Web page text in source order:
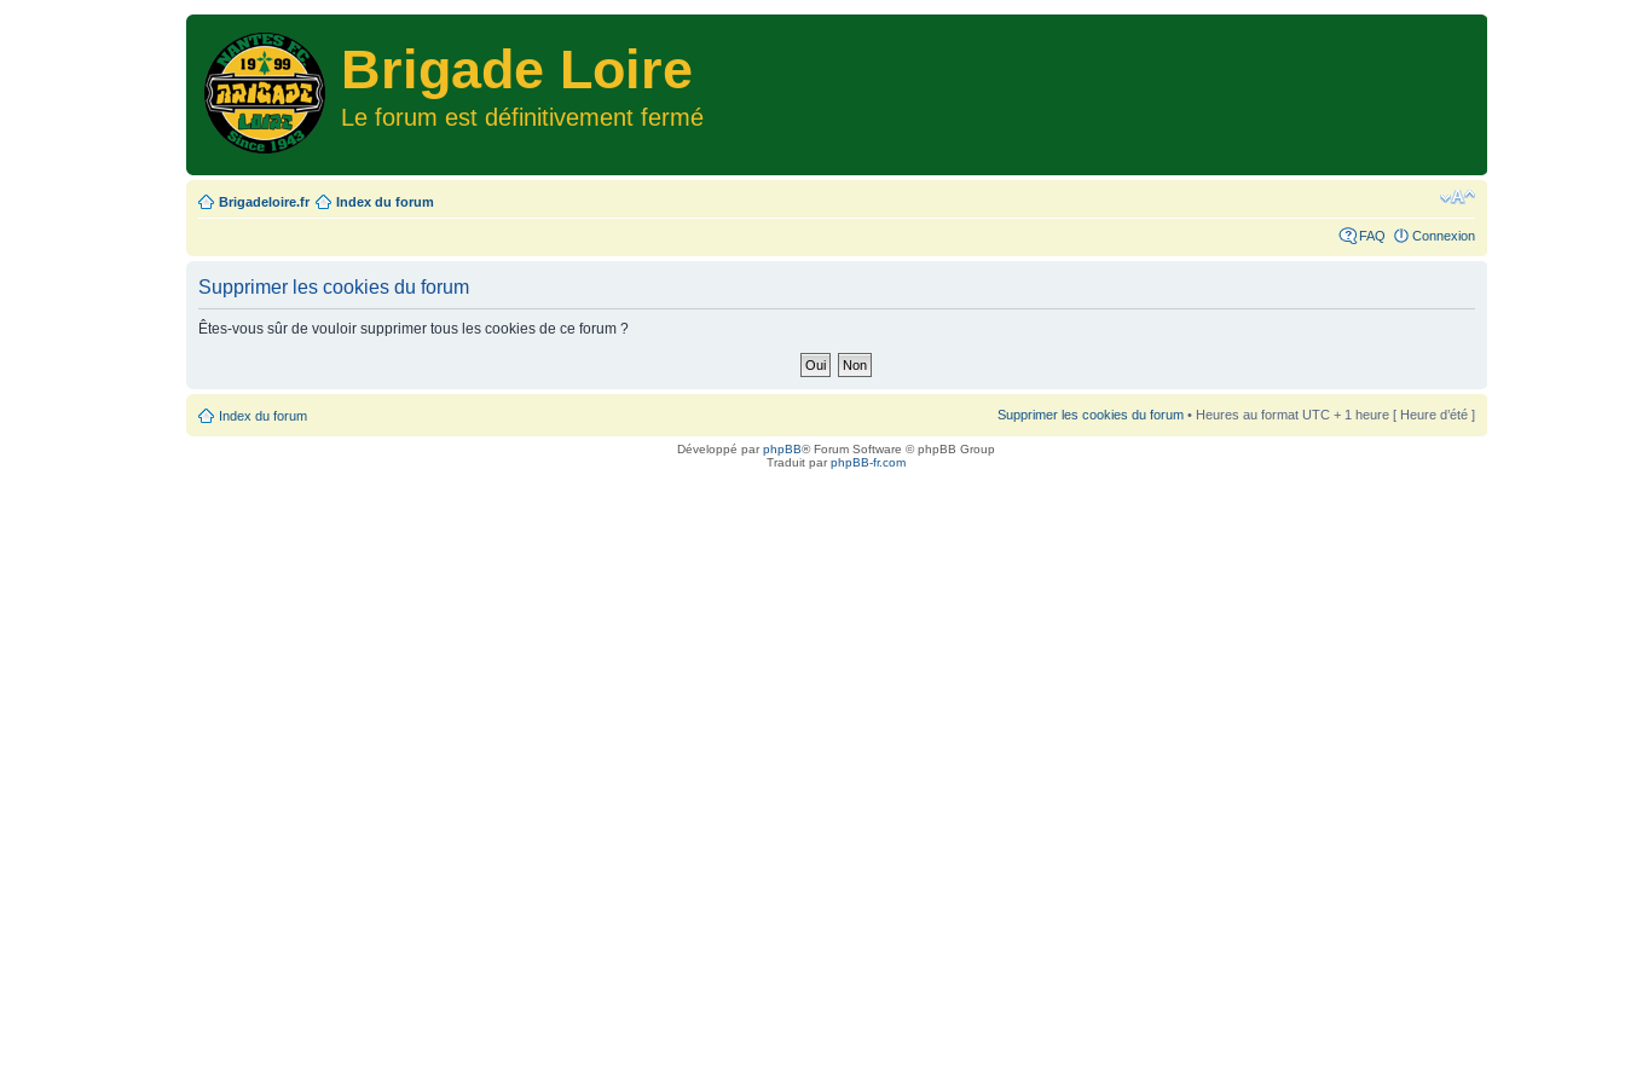
Brigade Loire
Le forum est définitivement fermé
Brigadeloire.fr Index du forum
FAQ Connexion
Supprimer les cookies du forum
Êtes-vous sûr de vouloir supprimer tous les cookies de ce forum ?
Index du forum Supprimer les cookies du forum• Heures au format UTC + 1 heure [ Heure d’été ]
Développé parphpBB® Forum Software © phpBB Group
Traduit parphpBB-fr.com